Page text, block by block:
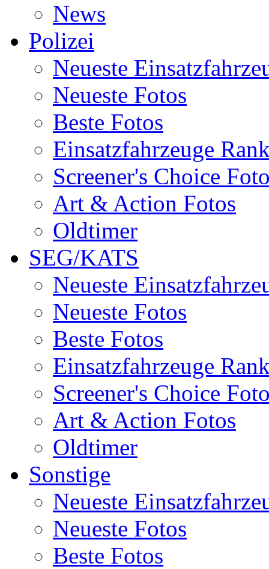
News
Polizei
Neueste
Neueste Fotos
Beste Fotos
Einsatzfahrzeuge
Screener's Choice
Art & Action Fotos
Oldtimer
SEG/KATS
Neueste
Neueste Fotos
Beste Fotos
Einsatzfahrzeuge
Screener's Choice
Art & Action Fotos
Oldtimer
Sonstige
Neueste
Neueste Fotos
Beste Fotos